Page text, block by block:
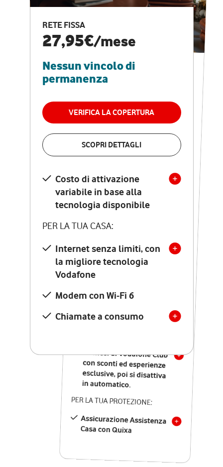
RETE FISSA
27,95€/mese
Nessun vincolo di
permanenza
VERIFICA LA COPERTURA
SCOPRI DETTAGLI
Costo di attivazione
variabile in base alla
tecnologia disponibile
PER LA TUA CASA:
Internet senza limiti, con
la migliore tecnologia
Vodafone
Modem con Wi-Fi 6
Chiamate a consumo
CASA PRO
Internet veloce e
vantaggi speciali
RETE FISSA + VODAFONE CLUB
29,95€
permanenza
VERIFICA LA COPERTURA
Costo di attivazione
variabile in base alla
tecnologia disponibile
PER LA TUA CASA:
Internet senza limiti, con
la migliore tecnologia
Vodafone
Modem Seven con Wi-Fi 7
Chiamate illimitate verso
numeri fissi e mobili
nazionali
12 mesi di Vodafone Club
con sconti ed esperienze
esclusive, poi si disattiva
in automatico.
PER LA TUA PROTEZIONE:
Assicurazione Assistenza
Casa con Quixa